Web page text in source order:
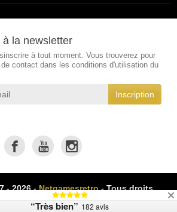
à la newsletter
à tout moment. Vous trouverez pour
contact dans les conditions d'utilisation du
- 2026 -Netgamesretro- Tous droits
réservés
“Très bien” 182 avis